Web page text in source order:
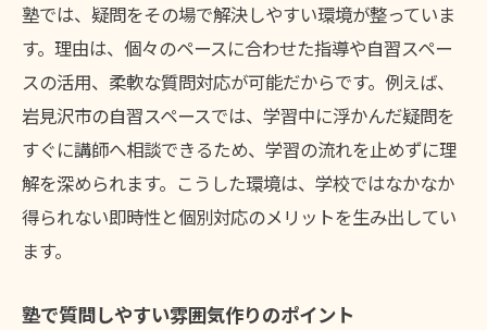
塾で疑問が解決する達成感を味わう
塾のやり取りが学習意欲を支える理由
塾の質問対応で自己肯定感が育つ瞬間
塾のやり取りが積極性を引き出す工夫
塾での質問が学びの原動力になる
積極的な質問行動が志望校合格へ近付く
塾では、疑問をその場で解決しやすい環境が整っていま
す。理由は、個々のペースに合わせた指導や自習スペー
スの活用、柔軟な質問対応が可能だからです。例えば、
岩見沢市の自習スペースでは、学習中に浮かんだ疑問を
すぐに講師へ相談できるため、学習の流れを止めずに理
解を深められます。こうした環境は、学校ではなかなか
得られない即時性と個別対応のメリットを生み出してい
ます。
塾で質問しやすい雰囲気作りのポイント